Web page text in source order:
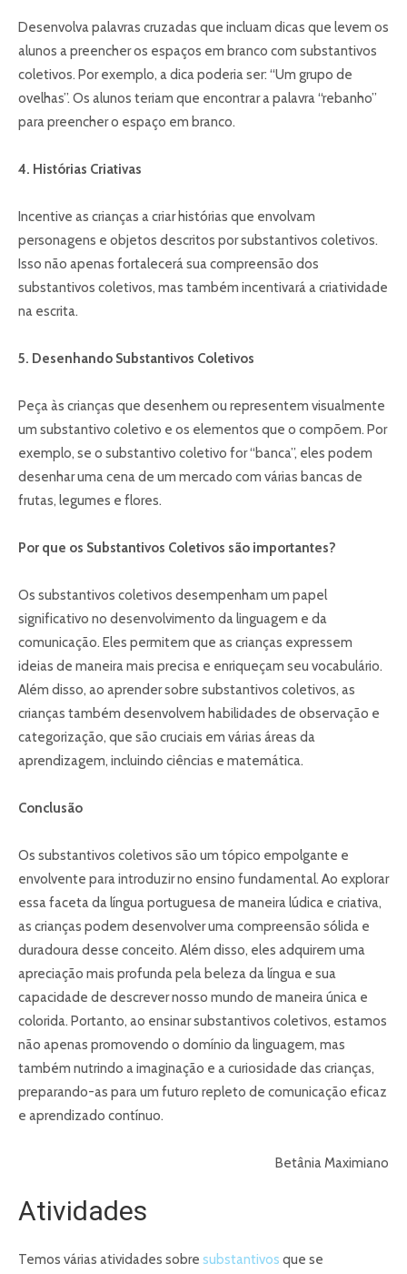
Desenvolva palavras cruzadas que incluam dicas que levem os
alunos a preencher os espaços em branco com substantivos
coletivos. Por exemplo, a dica poderia ser: “Um grupo de
ovelhas”. Os alunos teriam que encontrar a palavra “rebanho”
para preencher o espaço em branco.
4. Histórias Criativas
Incentive as crianças a criar histórias que envolvam
personagens e objetos descritos por substantivos coletivos.
Isso não apenas fortalecerá sua compreensão dos
substantivos coletivos, mas também incentivará a criatividade
na escrita.
5. Desenhando Substantivos Coletivos
Peça às crianças que desenhem ou representem visualmente
um substantivo coletivo e os elementos que o compõem. Por
exemplo, se o substantivo coletivo for “banca”, eles podem
desenhar uma cena de um mercado com várias bancas de
frutas, legumes e flores.
Por que os Substantivos Coletivos são importantes?
Os substantivos coletivos desempenham um papel
significativo no desenvolvimento da linguagem e da
comunicação. Eles permitem que as crianças expressem
ideias de maneira mais precisa e enriqueçam seu vocabulário.
Além disso, ao aprender sobre substantivos coletivos, as
crianças também desenvolvem habilidades de observação e
categorização, que são cruciais em várias áreas da
aprendizagem, incluindo ciências e matemática.
Conclusão
Os substantivos coletivos são um tópico empolgante e
envolvente para introduzir no ensino fundamental. Ao explorar
essa faceta da língua portuguesa de maneira lúdica e criativa,
as crianças podem desenvolver uma compreensão sólida e
duradoura desse conceito. Além disso, eles adquirem uma
apreciação mais profunda pela beleza da língua e sua
capacidade de descrever nosso mundo de maneira única e
colorida. Portanto, ao ensinar substantivos coletivos, estamos
não apenas promovendo o domínio da linguagem, mas
também nutrindo a imaginação e a curiosidade das crianças,
preparando-as para um futuro repleto de comunicação eficaz
e aprendizado contínuo.
Betânia Maximiano
Atividades
Temos várias atividades sobre substantivos que se